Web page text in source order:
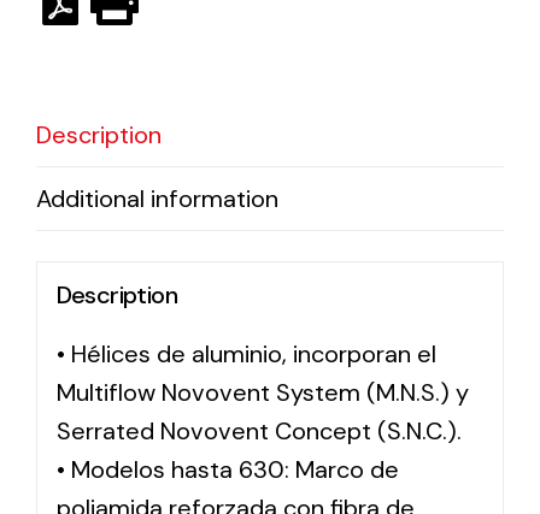
Variety of solar solutions for all kinds of needs.
Description
Additional information
Description
• Hélices de aluminio, incorporan el
Multiflow Novovent System (M.N.S.) y
Serrated Novovent Concept (S.N.C.).
• Modelos hasta 630: Marco de